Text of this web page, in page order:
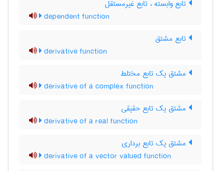
تابع وابسته ، تابع غیرمستقل
dependent function
تابع مشتق
derivative function
مشتق یک تابع مختلط
derivative of a complex function
مشتق یک تابع حقیقی
derivative of a real function
مشتق یک تابع برداری
derivative of a vector valued function